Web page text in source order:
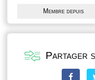
Membre depuis
Partager